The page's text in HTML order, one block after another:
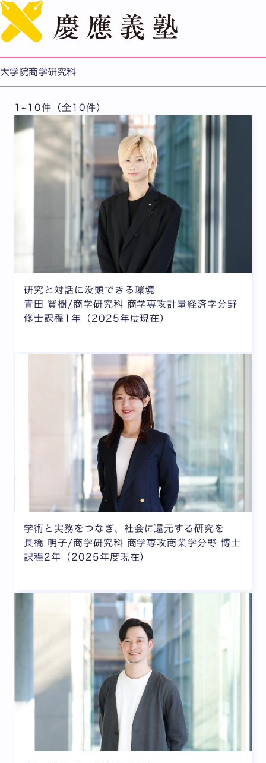
大学院商学研究科
在学生インタビュー
1~10件（全10件）
研究と対話に没頭できる環境
青田 賢樹/商学研究科 商学専攻計量経済学分野
修士課程1年（2025年度現在）
学術と実務をつなぎ、社会に還元する研究を
長橋 明子/商学研究科 商学専攻商業学分野 博士
課程2年（2025年度現在）